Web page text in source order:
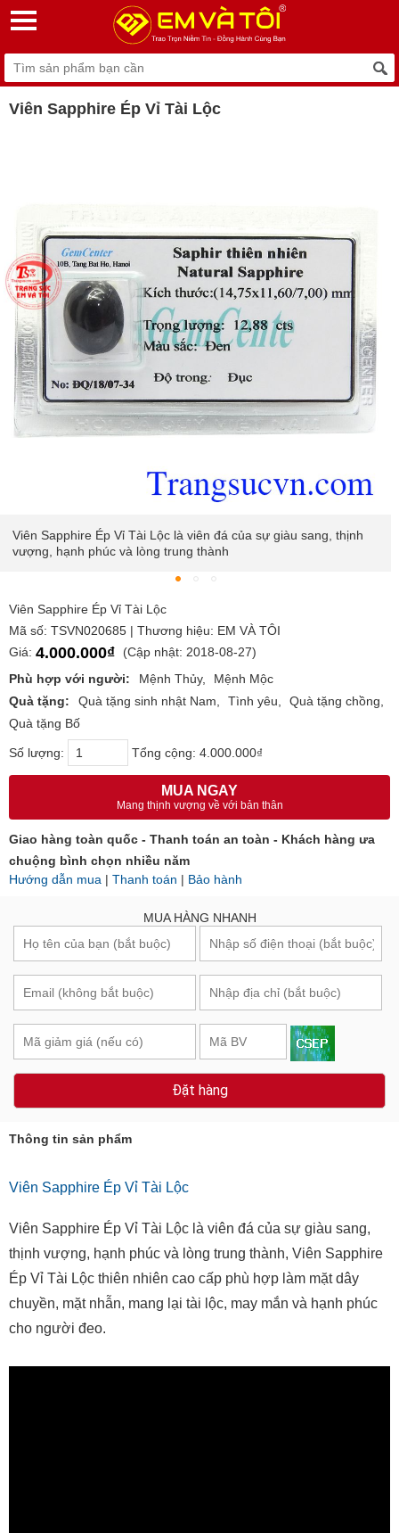
Viên Sapphire Ép Vỉ Tài Lộc
là viên đá của sự giàu sang, thịnh
trung thành
Viên Sapphire Ép Vỉ Tài
Viên Sapphire Ép Vỉ Tài Lộc
Mã số: TSVN020685 | Thương hiệu: EM VÀ TÔI
Giá: 4.000.000₫
(Cập nhật: 2018-08-27)
Phù hợp với người:
Mệnh Thủy
Mệnh Mộc
Quà tặng:
Quà tặng sinh nhật Nam Tình yêu
Quà tặng chồng
Quà tặng Bố
Số lượng: Tổng cộng: 4.000.000₫
MUA NGAY
Mang thịnh vượng về với bản thân
Giao hàng toàn quốc - Thanh toán an toàn - Khách hàng ưa
chuộng bình chọn nhiều năm
Hướng dẫn mua
Thanh toán Bảo hành
MUA HÀNG NHANH
Đặt hàng
Thông tin sản phẩm
Viên Sapphire Ép Vỉ Tài Lộc
Viên Sapphire Ép Vỉ Tài Lộc là viên đá của sự giàu sang,
thịnh vượng, hạnh phúc và lòng trung thành, Viên Sapphire
Ép Vỉ Tài Lộc thiên nhiên cao cấp phù hợp làm mặt dây
chuyền, mặt nhẫn, mang lại tài lộc, may mắn và hạnh phúc
cho người đeo.